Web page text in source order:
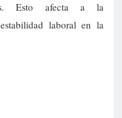
Esto afecta a la
laboral en la